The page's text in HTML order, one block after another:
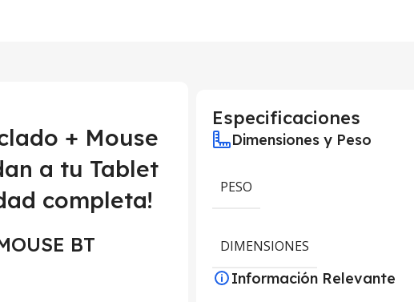
+ Mouse
a tu Tablet
completa!
BT
Especificaciones
Dimensiones y Peso
PESO
DIMENSIONES
Información Relevante